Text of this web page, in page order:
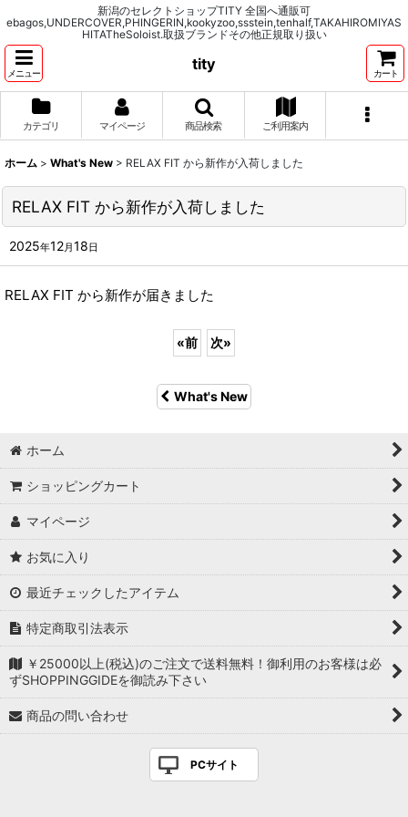
新潟のセレクトショップTITY 全国へ通販可
ebagos,UNDERCOVER,PHINGERIN,kookyzoo,ssstein,tenhalf,TAKAHIROMIYAS
HITATheSoloist.取扱ブランドその他正規取り扱い
メニュー
tity
カート
カテゴリ マイページ 商品検索 ご利用案内
ホーム > What's New > RELAX FIT から新作が入荷しました
RELAX FIT から新作が入荷しました
2025年12月18日
RELAX FIT から新作が届きました
«前 次»
What's New
ホーム
ショッピングカート
マイページ
お気に入り
最近チェックしたアイテム
特定商取引法表示
￥25000以上(税込)のご注文で送料無料！御利用のお客様は必
ずSHOPPINGGIDEを御読み下さい
商品の問い合わせ
PCサイト